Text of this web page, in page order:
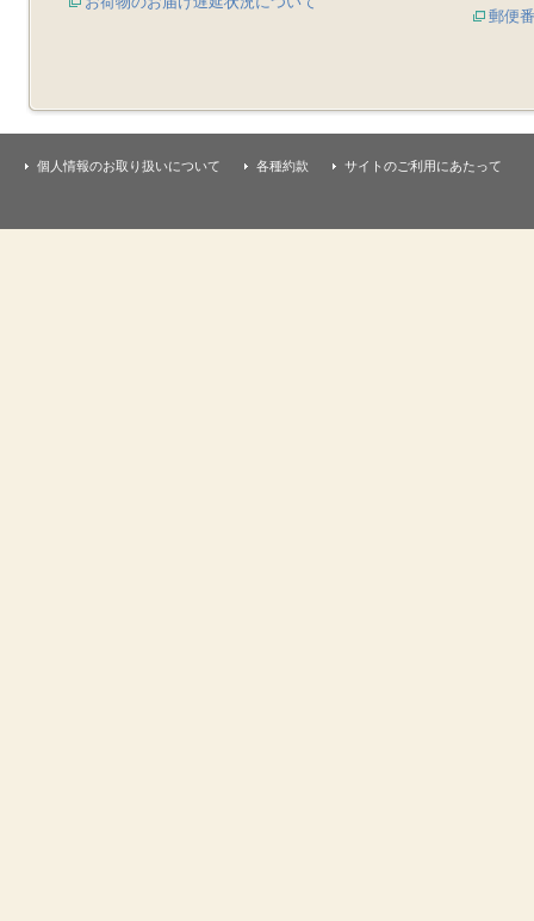
郵便
個人情報のお取り扱いについて 各種約款 サイトのご利用にあたって